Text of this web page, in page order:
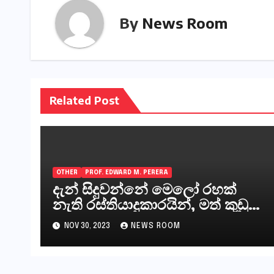
By News Room
Related Post
OTHER PROF. EDWARD M. PERERA
දැන් සිදුවන්නේ මෙලෝ රහක්
නැති රස්තියාදුකාරයින්, මත් කුඩු
ගෙන්වන්නන් සහ අලෙවි
කරන්නන්,කැලෑපාළුවන්, මහජන
නියෝජිතයින්
NOV 30, 2023 NEWS ROOM